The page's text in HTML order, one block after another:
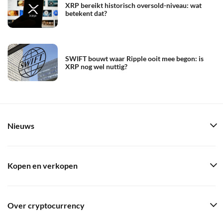
XRP bereikt historisch oversold-niveau: wat
betekent dat?
SWIFT bouwt waar Ripple ooit mee begon: is
XRP nog wel nuttig?
Nieuws
Kopen en verkopen
Over cryptocurrency